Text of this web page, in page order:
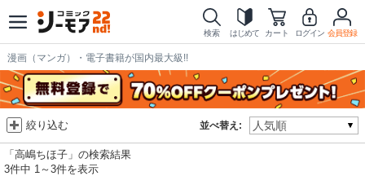
検索 はじめて カート ログイン 会員登録
漫画（マンガ）・電子書籍が国内最大級!!
並べ替え:
絞り込む
「高嶋ちほ子」の検索結果
3件中 1～3件を表示